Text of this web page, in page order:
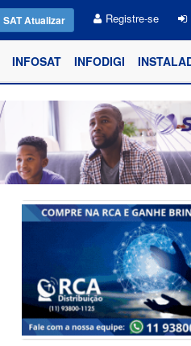
SAT Atualizar Registre-se
INFOSAT INFODIGI